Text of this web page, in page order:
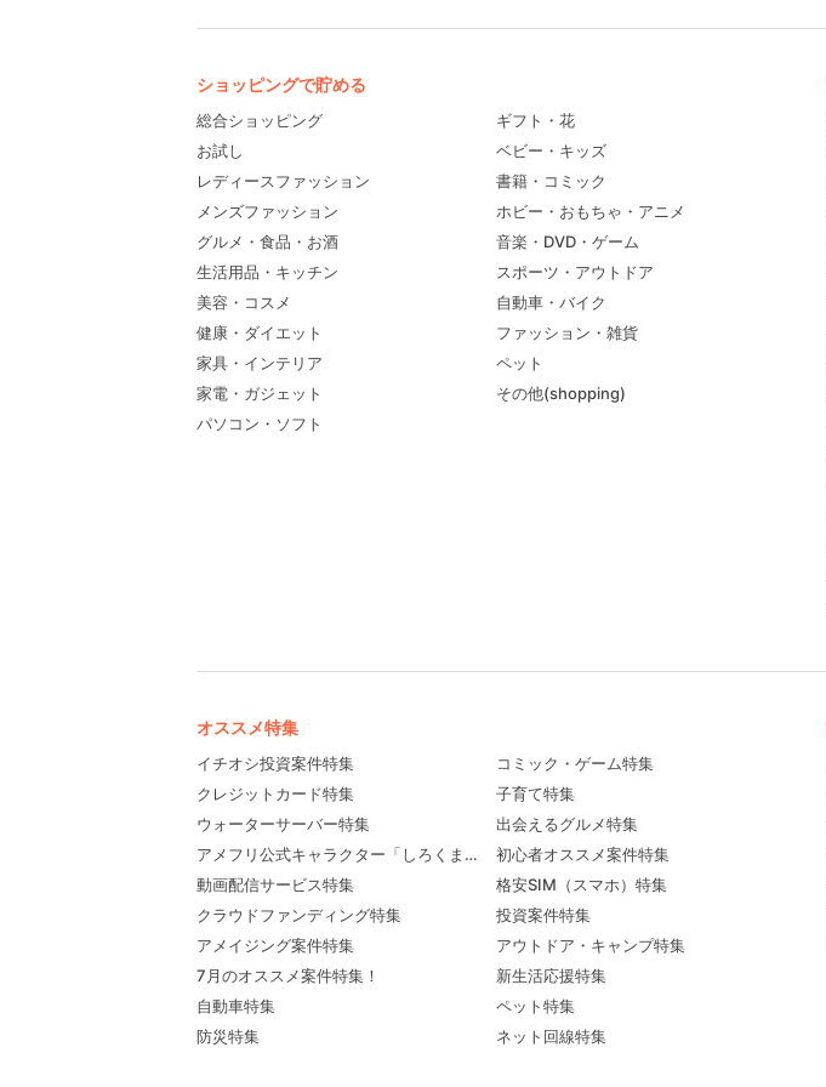
ショッピングで貯める
総合ショッピング
お試し
レディースファッション
メンズファッション
グルメ・食品・お酒
生活用品・キッチン
美容・コスメ
健康・ダイエット
家具・インテリア
家電・ガジェット
パソコン・ソフト
ギフト・花
ベビー・キッズ
書籍・コミック
ホビー・おもちゃ・アニメ
音楽・DVD・ゲーム
スポーツ・アウトドア
自動車・バイク
ファッション・雑貨
ペット
その他(shopping)
オススメ特集
イチオシ投資案件特集
クレジットカード特集
ウォーターサーバー特集
アメフリ公式キャラクター「しろくま先輩」プロフィール
動画配信サービス特集
クラウドファンディング特集
アメイジング案件特集
7月のオススメ案件特集！
自動車特集
防災特集
コミック・ゲーム特集
子育て特集
出会えるグルメ特集
初心者オススメ案件特集
格安SIM（スマホ）特集
投資案件特集
アウトドア・キャンプ特集
新生活応援特集
ペット特集
ネット回線特集